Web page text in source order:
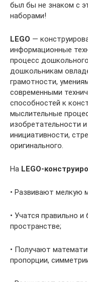
был бы не знаком с
наборами!
LEGO —
информационные
процесс
дошкольникам
грамотности,
современными
способностей к
мыслительные
изобретательности
инициативности,
оригинального.
На LEGO-
• Развивают мелкую
• Учатся правильно
пространстве;
• Получают
пропорции,